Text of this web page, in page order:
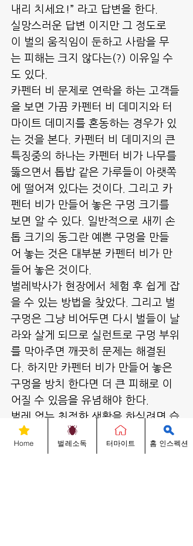
내리 치세요!” 라고 답변을 한다.
실망스러운 답변 이지만 그 정도로
이 벌의 움직임이 둔하고 사람을 무
는 피해는 크지 않다는(?) 이유일 수
도 있다.
카펜터 비 문제로 연락을 하는 고객들
을 보면 가끔 카펜터 비 데미지와 터
마이트 데미지를 혼동하는 경우가 있
는 것을 본다. 카펜터 비 데미지의 큰
특징중의 하나는 카펜터 비가 나무를
뚫으면서 톱밥 같은 가루들이 아랫쪽
에 떨어져 있다는 것이다. 그리고 카
펜터 비가 만들어 놓은 구멍 크기를
보면 알 수 있다. 일반적으로 새끼 손
톱 크기의 동그란 예쁜 구멍을 만들
어 놓는 것은 대부분 카펜터 비가 만
들어 놓은 것이다.
벌레박사가 현장에서 체험 후 쉽게 잡
을 수 있는 방법을 찾았다. 그리고 벌
구멍은 그냥 비어두면 다시 벌들이 날
라와 살게 되므로 실런트로 구멍 부위
를 막아주면 깨끗히 문제는 해결된
다. 하지만 카펜터 비가 만들어 놓은
구멍을 방치 한다면 더 큰 피해로 이
어질 수 있음을 유념해야 한다.
벌레 없는 최적한 생활을 하실려면 습
기제거가 최우선 과제입니다. 벌레에
대한 문의 사항은 성실하게 답변해 드
Home 벌레소독 터마이트 홈 인스펙션